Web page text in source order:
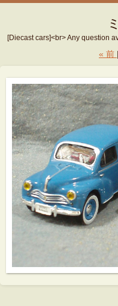
[Diecast cars]<br> Any question
« 前